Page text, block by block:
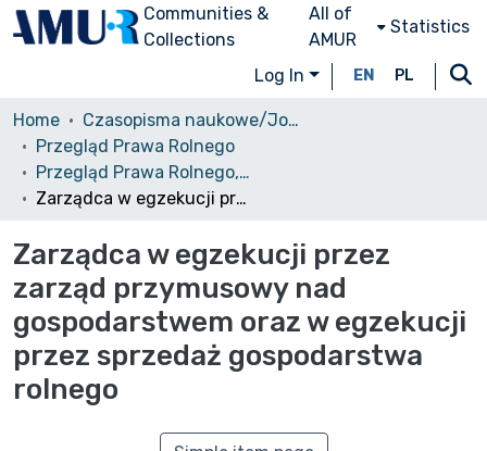
Communities &
Collections
All of
AMUR
Statistics
Log In EN PL
Home
Czasopisma naukowe/Journals
Przegląd Prawa Rolnego
Przegląd Prawa Rolnego, 2008 Nr 1 (3)
Zarządca w egzekucji przez zarząd przymusowy nad gospodarstwem oraz w egzekucji przez sprzedaż gospodarstwa rolnego
Zarządca w egzekucji przez
zarząd przymusowy nad
gospodarstwem oraz w egzekucji
przez sprzedaż gospodarstwa
rolnego